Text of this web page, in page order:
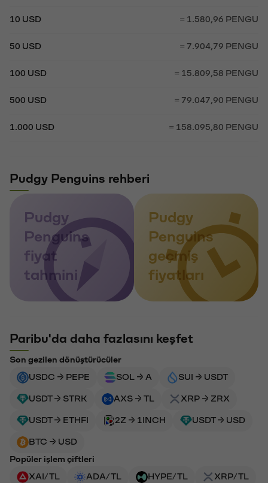
10 USD = 1.580,96 PENGU
50 USD = 7.904,79 PENGU
100 USD = 15.809,58 PENGU
500 USD = 79.047,90 PENGU
1.000 USD = 158.095,80 PENGU
Pudgy Penguins rehberi
Pudgy
Penguins
fiyat
tahmini
Pudgy
Penguins
geçmiş
fiyatları
Paribu'da daha fazlasını keşfet
Son gezilen dönüştürücüler
USDC → PEPE
SOL → A SUI → USDT
USDT → STRK AXS → TL XRP → ZRX
USDT → ETHFI 2Z → 1INCH USDT → USD
BTC → USD
Popüler işlem çiftleri
XAI/TL
ADA/TL HYPE/TL XRP/TL